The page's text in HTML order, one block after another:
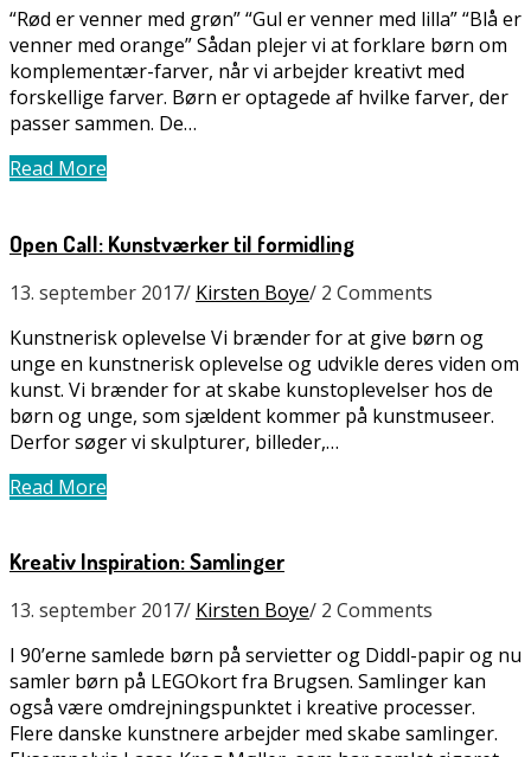
“Rød er venner med grøn” “Gul er venner med lilla” “Blå er
venner med orange” Sådan plejer vi at forklare børn om
komplementær-farver, når vi arbejder kreativt med
forskellige farver. Børn er optagede af hvilke farver, der
passer sammen. De…
Read More
Open Call: Kunstværker til formidling
13. september 2017/ Kirsten Boye/ 2 Comments
Kunstnerisk oplevelse Vi brænder for at give børn og
unge en kunstnerisk oplevelse og udvikle deres viden om
kunst. Vi brænder for at skabe kunstoplevelser hos de
børn og unge, som sjældent kommer på kunstmuseer.
Derfor søger vi skulpturer, billeder,…
Read More
Kreativ Inspiration: Samlinger
13. september 2017/ Kirsten Boye/ 2 Comments
I 90’erne samlede børn på servietter og Diddl-papir og nu
samler børn på LEGOkort fra Brugsen. Samlinger kan
også være omdrejningspunktet i kreative processer.
Flere danske kunstnere arbejder med skabe samlinger.